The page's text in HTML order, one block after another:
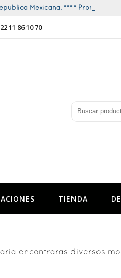
Mexicana. ****
11 86 10 70
TIENDA
encontraras diversos